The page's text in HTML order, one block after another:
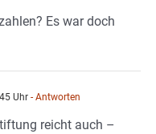
Es war doch
Uhr - Antworten
reicht auch –